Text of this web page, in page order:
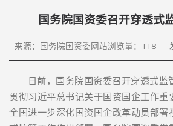
国务院国资委召开穿透式
来源：国务院国资委网站浏览量： 118
日前，国务院国资委召开穿透式监
贯彻习近平总书记关于国资国企工作重
全国进一步深化国资国企改革动员部署